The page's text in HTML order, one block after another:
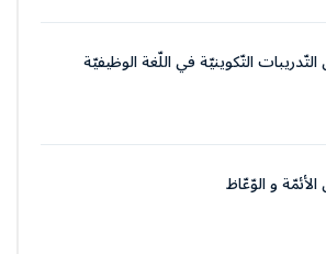
التّكوينيّة في اللّغة الوظيفيّة
و الوّعّاظ